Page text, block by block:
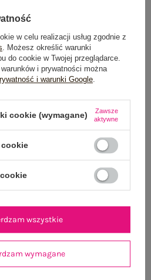
ZE STYLIZACJI
w celu realizacji usług zgodnie z
. Możesz określić warunki
do cookie w Twojej przeglądarce.
i prywatności można
i warunki Google.
cookie (wymagane)
Zawsze
aktywne
wymagane
wszystkie